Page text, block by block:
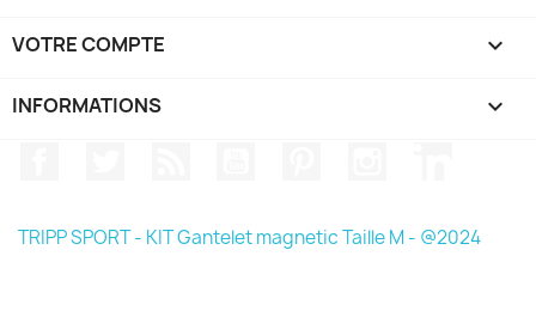
VOTRE COMPTE 
INFORMATIONS keyboard_arrow_down
TRIPP SPORT - KIT Gantelet magnetic Taille M - @2024